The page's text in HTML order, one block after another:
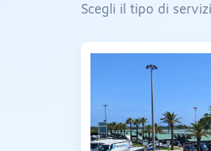
Scegli il tipo di